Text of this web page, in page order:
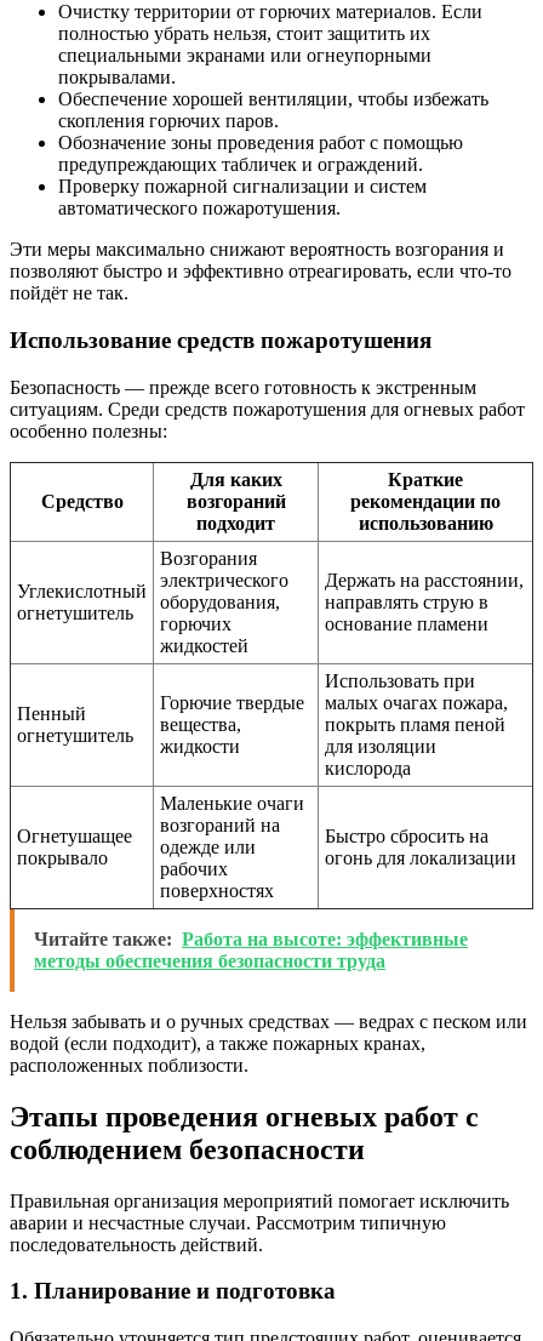
Очистку территории от горючих материалов. Если
полностью убрать нельзя, стоит защитить их
специальными экранами или огнеупорными
покрывалами.
Обеспечение хорошей вентиляции, чтобы избежать
скопления горючих паров.
Обозначение зоны проведения работ с помощью
предупреждающих табличек и ограждений.
Проверку пожарной сигнализации и систем
автоматического пожаротушения.
Эти меры максимально снижают вероятность возгорания и
позволяют быстро и эффективно отреагировать, если что-то
пойдёт не так.
Использование средств пожаротушения
Безопасность — прежде всего готовность к экстренным
ситуациям. Среди средств пожаротушения для огневых работ
особенно полезны:
Средство
Для каких
возгораний
подходит
Краткие
рекомендации по
использованию
Углекислотный
огнетушитель
Возгорания
электрического
оборудования,
горючих
жидкостей
Держать на расстоянии,
направлять струю в
основание пламени
Пенный
огнетушитель
Горючие твердые
вещества,
жидкости
Использовать при
малых очагах пожара,
покрыть пламя пеной
для изоляции
кислорода
Огнетушащее
покрывало
Маленькие очаги
возгораний на
одежде или
рабочих
поверхностях
Быстро сбросить на
огонь для локализации
Читайте также: Работа на высоте: эффективные
методы обеспечения безопасности труда
Нельзя забывать и о ручных средствах — ведрах с песком или
водой (если подходит), а также пожарных кранах,
расположенных поблизости.
Этапы проведения огневых работ с
соблюдением безопасности
Правильная организация мероприятий помогает исключить
аварии и несчастные случаи. Рассмотрим типичную
последовательность действий.
1. Планирование и подготовка